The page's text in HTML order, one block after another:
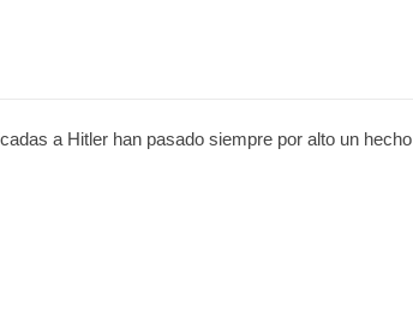
a Hitler han pasado siempre por alto un hecho